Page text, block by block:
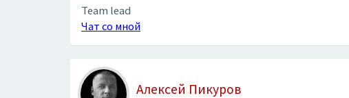
Team lead
Чат со мной
Алексей Пикуров